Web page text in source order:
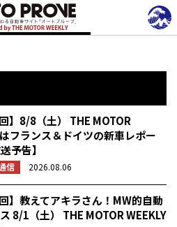
】8/8（土） THE MOTOR
フランス＆ドイツの新車レポー
予告】
信 2026.08.06
】教えてアキラさん！MW的自動
8/1（土） THE MOTOR WEEKLY